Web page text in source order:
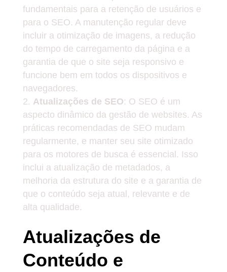
fundamentais para a retenção de usuários e
para o SEO. A manutenção regular deve
incluir a otimização de imagens, a redução
do tempo de carregamento da página e a
garantia de que o site seja responsivo e
funcione bem em todos os dispositivos e
navegadores.
Atualizações de SEO: O SEO é um
aspecto dinâmico da gestão de websites. As
práticas recomendadas de SEO mudam
regularmente, e manter seu site otimizado
para os motores de busca é essencial. Isso
inclui a atualização de metadados, a
melhoria da estrutura do site e a garantia de
que o conteúdo seja atual, relevante e de
alta qualidade.
Atualizações de
Conteúdo e